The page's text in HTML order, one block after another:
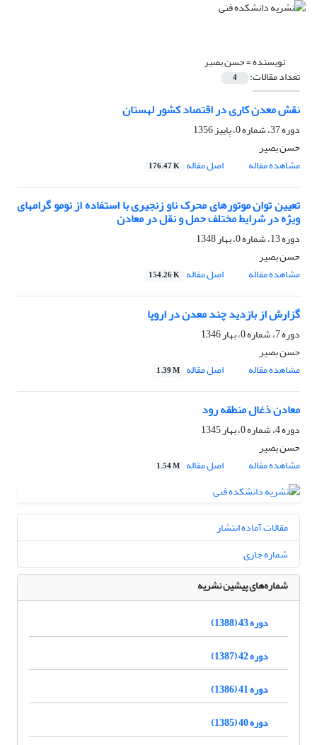
نویسنده =حسن بصیر
تعداد مقالات: 4
نقش معدن کاری در اقتصاد کشور لهستان
دوره 37، شماره 0، پاییز 1356
حسن بصیر
مشاهده مقاله
اصل مقاله 176.47 K
تعیین توان موتورهای محرک ناو زنجیری با استفاده از نومو گرامهای
ویژه در شرایط مختلف حمل و نقل در معادن
دوره 13، شماره 0، بهار 1348
حسن بصیر
مشاهده مقاله
اصل مقاله 154.26 K
گزارش از بازدید چند معدن در اروپا
دوره 7، شماره 0، بهار 1346
حسن بصیر
مشاهده مقاله
اصل مقاله 1.39 M
معادن ذغال منطقه رود
دوره 4، شماره 0، بهار 1345
حسن بصیر
مشاهده مقاله
اصل مقاله 1.54 M
مقالات آماده انتشار
شماره جاری
شماره‌های پیشین نشریه
دوره 43 (1388)
دوره 42 (1387)
دوره 41 (1386)
دوره 40 (1385)